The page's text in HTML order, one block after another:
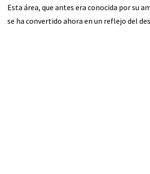
Esta área, que antes era conocida por su
se ha convertido ahora en un reflejo del